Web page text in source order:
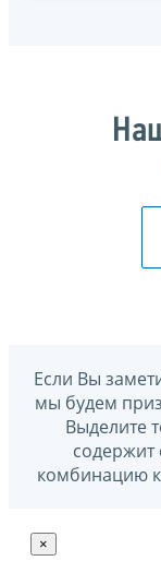
Если Вы
мы будем
Выделите
содержит
комбинацию
×